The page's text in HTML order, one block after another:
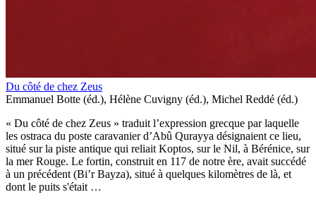
Du côté de chez Zeus
Emmanuel Botte (éd.), Hélène Cuvigny (éd.), Michel Reddé (éd.)
« Du côté de chez Zeus » traduit l’expression grecque par laquelle
les ostraca du poste caravanier d’Abû Qurayya désignaient ce lieu,
situé sur la piste antique qui reliait Koptos, sur le Nil, à Bérénice, sur
la mer Rouge. Le fortin, construit en 117 de notre ère, avait succédé
à un précédent (Bi’r Bayza), situé à quelques kilomètres de là, et
dont le puits s'était …